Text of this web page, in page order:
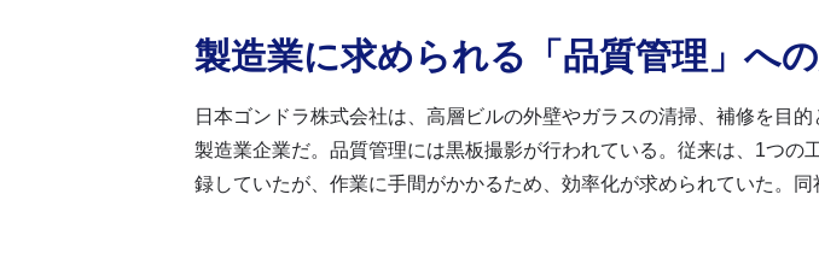
製造業に求められる「品質管理」へ
日本ゴンドラ株式会社は、高層ビルの外壁やガラスの清掃、補修を目
製造業企業だ。品質管理には黒板撮影が行われている。従来は、1つ
録していたが、作業に手間がかかるため、効率化が求められていた。